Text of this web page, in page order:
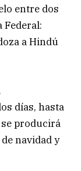
entre dos
Federal:
a Hindú
días, hasta
producirá
navidad y